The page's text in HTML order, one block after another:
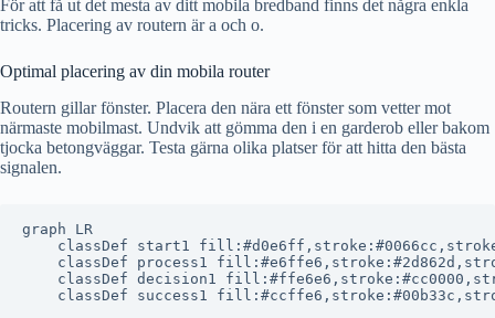
För att få ut det mesta av ditt mobila bredband finns det några enkla
tricks. Placering av routern är a och o.
Optimal placering av din mobila router
Routern gillar fönster. Placera den nära ett fönster som vetter mot
närmaste mobilmast. Undvik att gömma den i en garderob eller bakom
tjocka betongväggar. Testa gärna olika platser för att hitta den bästa
signalen.
graph LR
classDef start1
classDef process1
classDef decision1
classDef success1